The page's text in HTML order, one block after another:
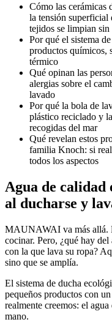
Cómo las cerámicas
la tensión superficial
tejidos se limpian
Por qué el sistema
productos químicos,
térmico
Qué opinan las
alergias sobre el
lavado
Por qué la bola de
plástico reciclado y
recogidas del mar
Qué revelan estos
familia Knoch: si
todos los aspectos
Agua de calidad
al ducharse y
MAUNAWAI va más allá.
cocinar. Pero, ¿qué hay
con la que lava su ropa?
sino que se amplía.
El sistema de ducha
pequeños productos con
realmente creemos: el
mano.